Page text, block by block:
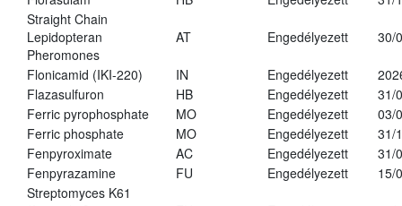
Straight Chain
Lepidopteran
Pheromones
AT Engedélyezett 30/
Flonicamid (IKI-220) IN Engedélyezett
Flazasulfuron
HB Engedélyezett
31/
Ferric pyrophosphate
MO Engedélyezett
03/
Ferric phosphate
MO Engedélyezett
31/
Fenpyroximate
AC Engedélyezett
31/
Fenpyrazamine
FU Engedélyezett
15/
Streptomyces K61